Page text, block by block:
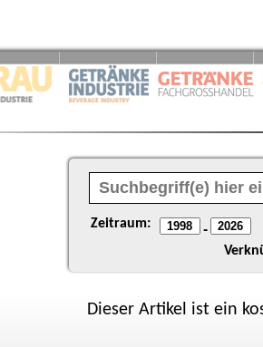
Zeitraum: -
Dieser Artikel ist ein